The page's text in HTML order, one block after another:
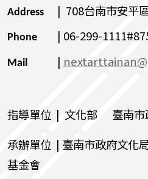
Address | 708台南市安平
Phone | 06-299-
Mail |
指導單位 | 文化部 臺南市
承辦單位 | 臺南市政府文
基金會